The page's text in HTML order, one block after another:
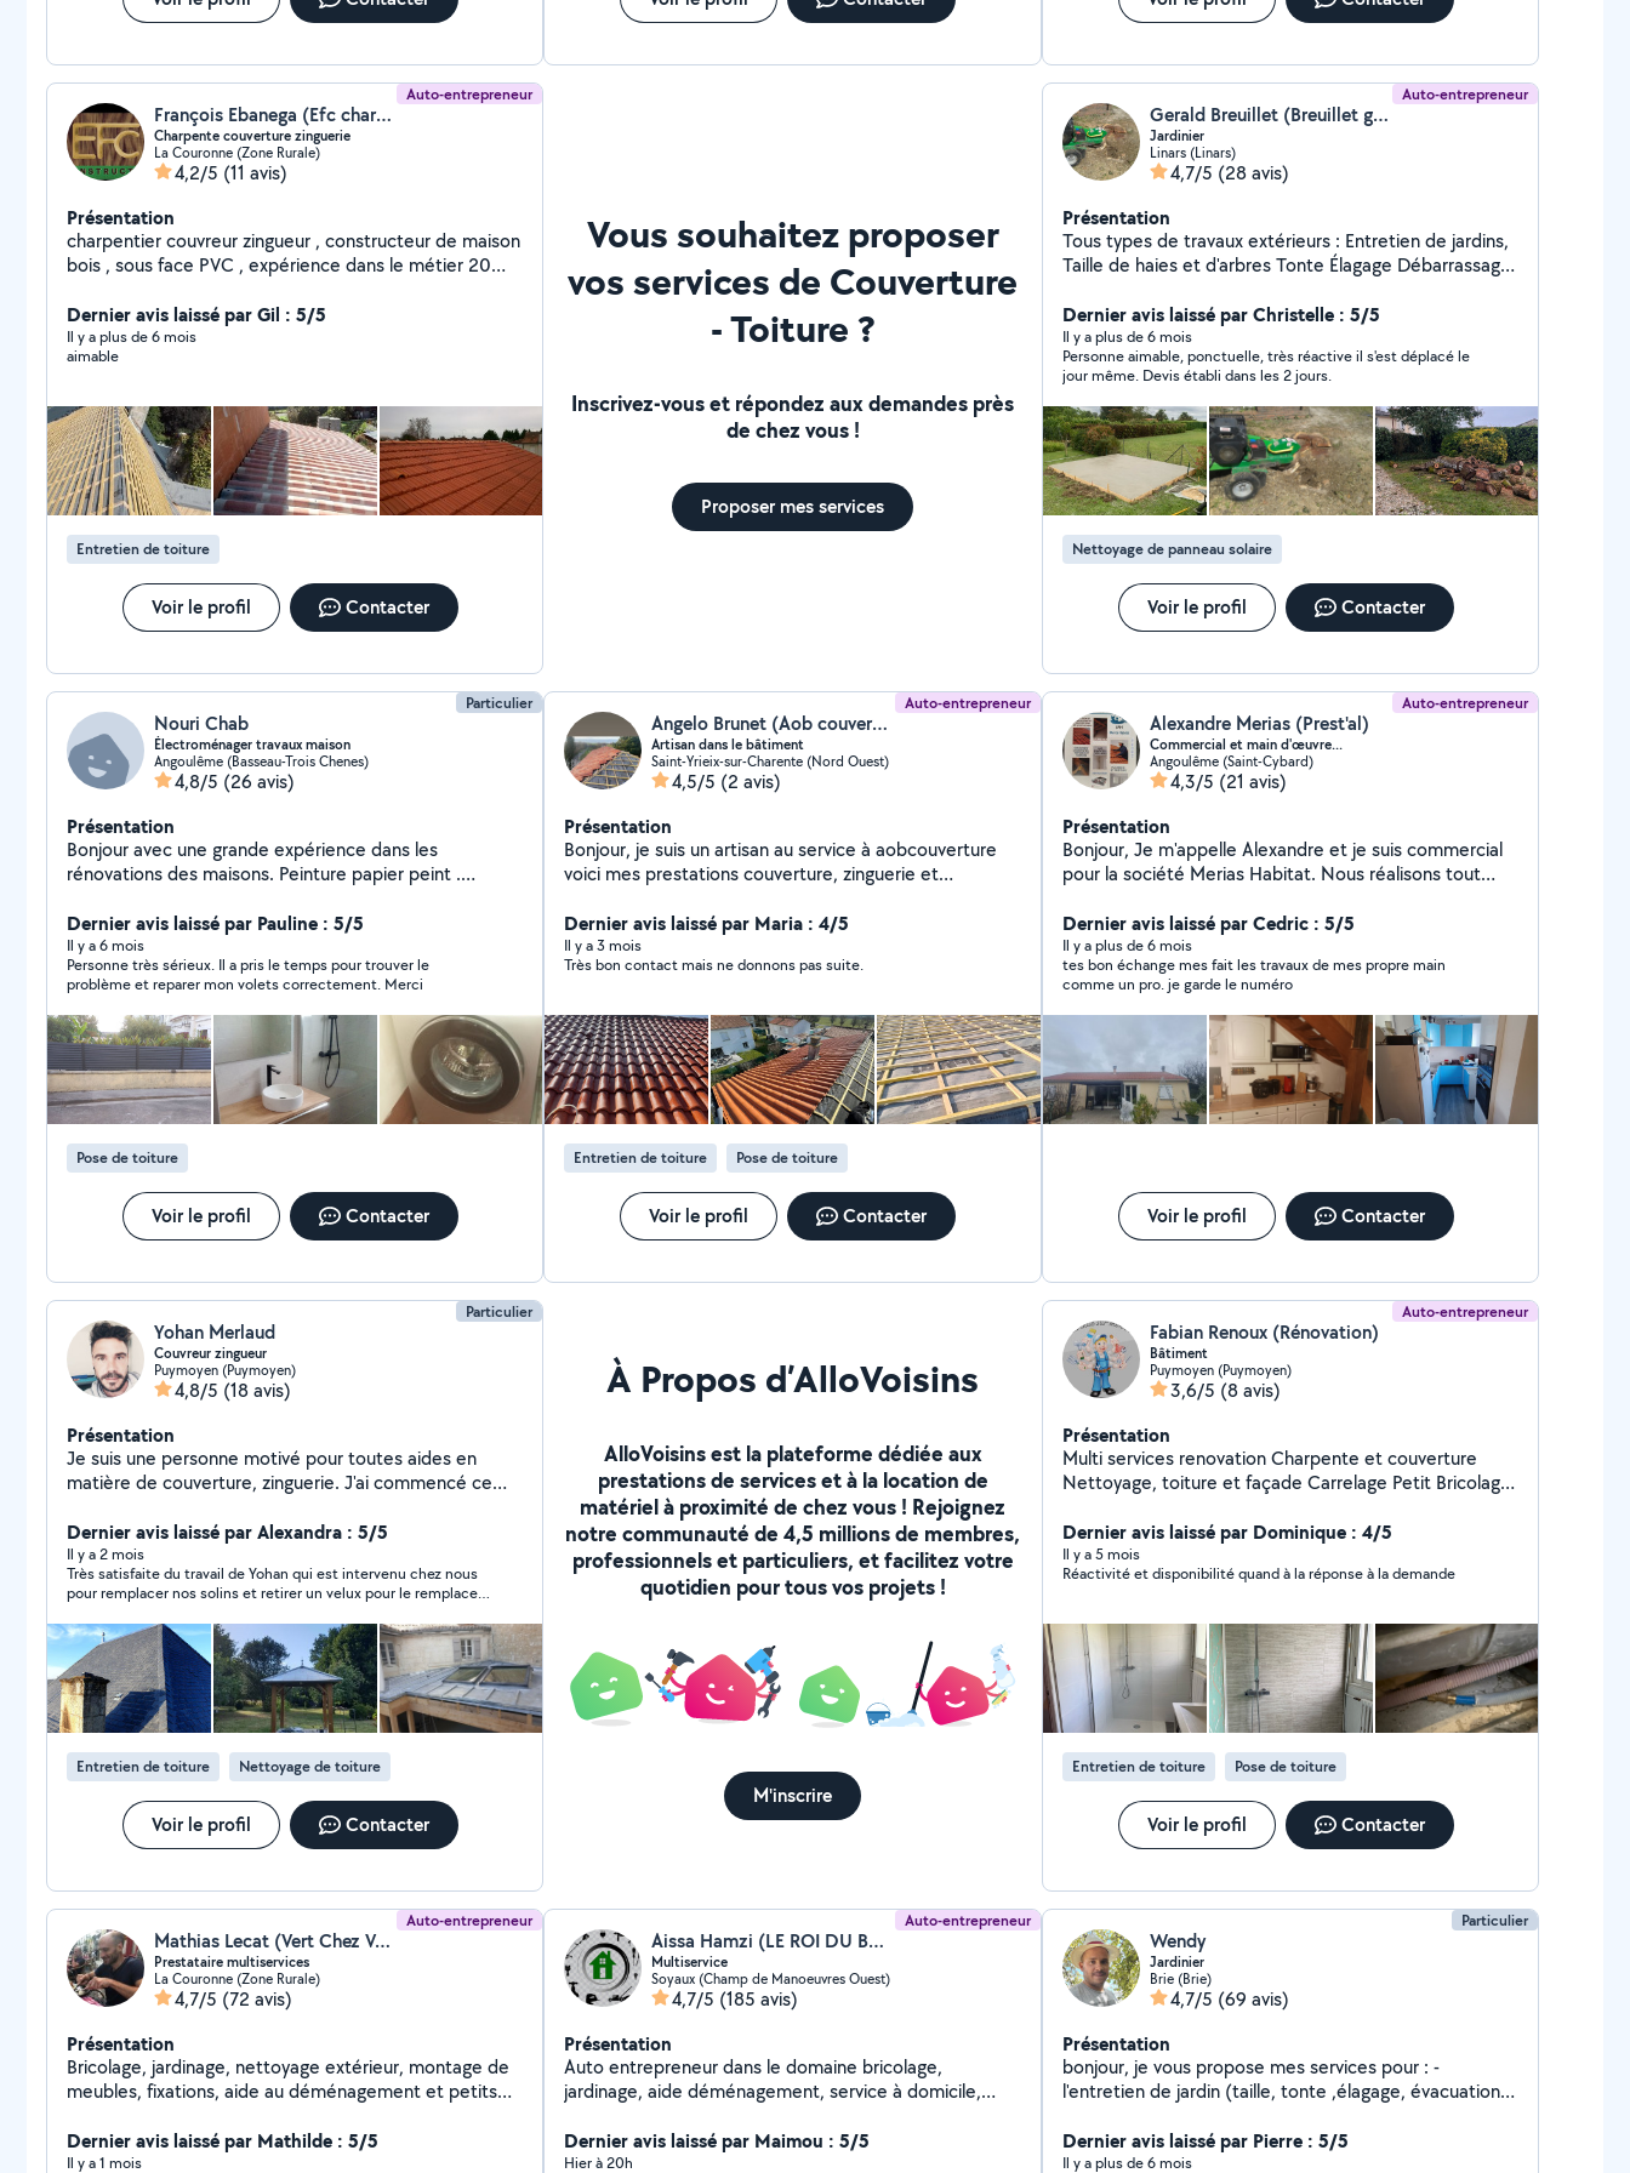
Devis GRATUIT intervention Rapide
Auto-entrepreneur
François Ebanega (Efc charpente)
Charpente couverture zinguerie
La Couronne (Zone Rurale)
4,2/5 (11 avis)
Présentation
charpentier couvreur zingueur , constructeur de maison
bois , sous face PVC , expérience dans le métier 20
Dernier avis laissé par Gil : 5/5
Il y a plus de 6 mois
aimable
Entretien de toiture
Voir le profil Contacter
Vous souhaitez proposer
vos services de Couverture
- Toiture ?
Inscrivez-vous et répondez aux demandes près
de chez vous !
Proposer mes services
Auto-entrepreneur
Gerald Breuillet (Breuillet gerald)
Jardinier
Linars (Linars)
4,7/5 (28 avis)
Présentation
Tous types de travaux extérieurs : Entretien de jardins,
Taille de haies et d'arbres Tonte Élagage Débarrassage
disponible 7j/7j. Devis gratuit sur demande, n'hésitez
pas à me contacter pour toutes demandes Contactez
moi de préférence au 06/20/94/78/34
Dernier avis laissé par Christelle : 5/5
Il y a plus de 6 mois
Personne aimable, ponctuelle, très réactive il s'est déplacé le
jour même. Devis établi dans les 2 jours.
Nettoyage de panneau solaire
Voir le profil Contacter
Particulier
Nouri Chab
Électroménager travaux maison
Angoulême (Basseau-Trois Chenes)
4,8/5 (26 avis)
Présentation
Bonjour avec une grande expérience dans les
rénovations des maisons. Peinture papier peint .
technicien en électroménager. Frigo lave vaisselle lave
linges ...ect .
Dernier avis laissé par Pauline : 5/5
Il y a 6 mois
Personne très sérieux. Il a pris le temps pour trouver le
problème et reparer mon volets correctement. Merci
Pose de toiture
Voir le profil Contacter
Auto-entrepreneur
Angelo Brunet (Aob couverture)
Artisan dans le bâtiment
Saint-Yrieix-sur-Charente (Nord Ouest)
4,5/5 (2 avis)
Présentation
Bonjour, je suis un artisan au service à aobcouverture
voici mes prestations couverture, zinguerie et
Dernier avis laissé par Maria : 4/5
Il y a 3 mois
Très bon contact mais ne donnons pas suite.
Entretien de toiture Pose de toiture
Voir le profil Contacter
Auto-entrepreneur
Alexandre Merias (Prest'al)
Commercial et main d'œuvre...
Angoulême (Saint-Cybard)
4,3/5 (21 avis)
Présentation
Bonjour, Je m'appelle Alexandre et je suis commercial
pour la société Merias Habitat. Nous réalisons tout
démoussage de toiture, l'isolation, la ventilation et le
placoplâtre. N'hésitez pas à me contacter pour tout
type de projet. Nous saurons vous apporter les
meilleurs prestataires dans le cas où nous ne
maîtriserions pas un domaine en particulier.
Dernier avis laissé par Cedric : 5/5
Il y a plus de 6 mois
tes bon échange mes fait les travaux de mes propre main
comme un pro. je garde le numéro
Voir le profil Contacter
Particulier
Yohan Merlaud
Couvreur zingueur
Puymoyen (Puymoyen)
4,8/5 (18 avis)
Présentation
Je suis une personne motivé pour toutes aides en
matière de couverture, zinguerie. J'ai commencé ce
puis je me suis tourné dans la rénovation. Je suis parti 3
ans en rénovation de monument historique, puis de
nouveau dans la rénovation. Je maîtrise tout type de
couverture, que ce soit en tuiles ( avec différents
modèles), en ardoises ou bien en métal ( zinc,
aluminium, cuivre...). L'entretien de vos couvertures (
demoussage), gouttières, cheneau, remaniement,
entourage de cheminée, pose de velux... tous ce qui
concerne vos toiture me concerne aussi. Alors hésitez
pas à me contacter pour mon aide, mon
professionnalisme et mes conseils. Je vous dit à
bientôt pour vos nouveau projet.
Dernier avis laissé par Alexandra : 5/5
Il y a 2 mois
Très satisfaite du travail de Yohan qui est intervenu chez nous
pour remplacer nos solins et retirer un velux pour le remplacer
est un excellent professionnel, rigoureux, soigneux et de bons
conseil. Il a laissé le chantier impeccable. Je le recommande
sans hésitation.
Entretien de toiture Nettoyage de toiture
Voir le profil Contacter
À Propos d’AlloVoisins
AlloVoisins est la plateforme dédiée aux
prestations de services et à la location de
matériel à proximité de chez vous ! Rejoignez
notre communauté de 4,5 millions de membres,
professionnels et particuliers, et facilitez votre
quotidien pour tous vos projets !
M'inscrire
Auto-entrepreneur
Fabian Renoux (Rénovation)
Bâtiment
Puymoyen (Puymoyen)
3,6/5 (8 avis)
Présentation
Multi services renovation Charpente et couverture
Nettoyage, toiture et façade Carrelage Petit Bricolage
Robinetterie Modification arrivée + évacuation d'eau
Remplacement cumul Pose lavabo , évier , wc
Réparation et recherche de fuites Remplacement
douche, évier, lavabo, robinetterie Dépannage rapide
Devis et déplacement gratuit
Dernier avis laissé par Dominique : 4/5
Il y a 5 mois
Réactivité et disponibilité quand à la réponse à la demande
Entretien de toiture Pose de toiture
Voir le profil Contacter
Auto-entrepreneur
Mathias Lecat (Vert Chez Vous)
Prestataire multiservices
La Couronne (Zone Rurale)
4,7/5 (72 avis)
Présentation
Bricolage, jardinage, nettoyage extérieur, montage de
meubles, fixations, aide au déménagement et petits
Dernier avis laissé par Mathilde : 5/5
Il y a 1 mois
Auto-entrepreneur
Aissa Hamzi (LE ROI DU BRICOLAGE)
Multiservice
Soyaux (Champ de Manoeuvres Ouest)
4,7/5 (185 avis)
Présentation
Auto entrepreneur dans le domaine bricolage,
jardinage, aide déménagement, service à domicile,
travaux.(petits travaux de maçonnerie, terrassement,
Dernier avis laissé par Maimou : 5/5
Hier à 20h
Particulier
Wendy
Jardinier
Brie (Brie)
4,7/5 (69 avis)
Présentation
bonjour, je vous propose mes services pour : -
l'entretien de jardin (taille, tonte ,élagage, évacuation
demoussage de toiture -petit bricolage -petite
peinture n'hésitez pas à me contacter
Dernier avis laissé par Pierre : 5/5
Il y a plus de 6 mois